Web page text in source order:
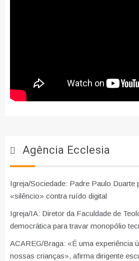
Agência Ecclesia
Igreja/Sociedade: Padre Paulo Duarte
«silêncio» contra ruído digital
Igreja/IA: Diretor da Faculdade de
democrática para travar monopólio
ACAREG/Braga: «É uma experiência
nossas crianças», afirma dirigente